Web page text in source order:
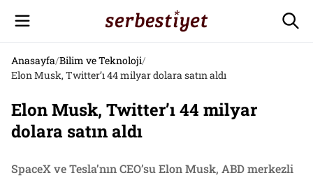
Anasayfa/Bilim ve Teknoloji/
Elon Musk, Twitter’ı 44 milyar dolara satın aldı
Elon Musk, Twitter’ı 44 milyar
dolara satın aldı
SpaceX ve Tesla’nın CEO’su Elon Musk, ABD merkezli